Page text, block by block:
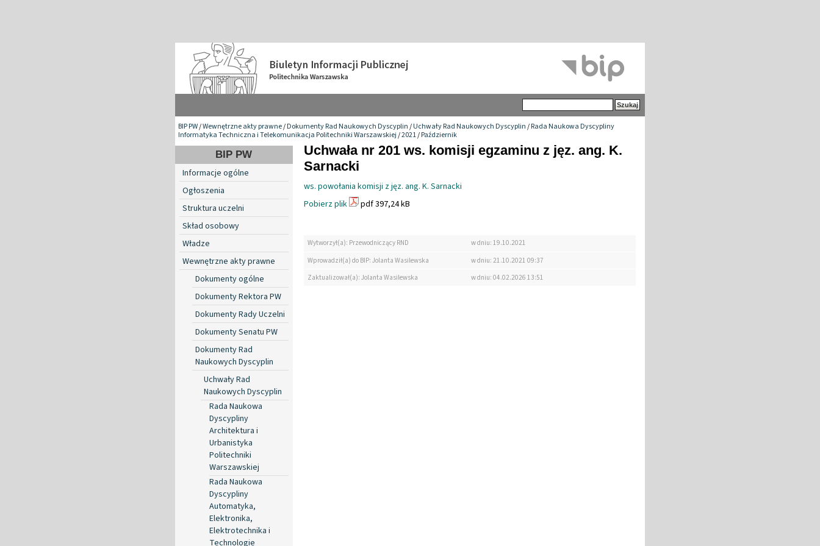
BIP PW/Wewnętrzne akty prawne/Dokumenty Rad Naukowych Dyscyplin/Uchwały Rad Naukowych Dyscyplin/Rada Naukowa Dyscypliny
Informatyka Techniczna i Telekomunikacja Politechniki Warszawskiej/2021/Październik
BIP PW
Informacje ogólne
Ogłoszenia
Struktura uczelni
Skład osobowy
Władze
Wewnętrzne akty prawne
Dokumenty ogólne
Dokumenty Rektora PW
Dokumenty Rady Uczelni
Dokumenty Senatu PW
Dokumenty Rad
Naukowych Dyscyplin
Uchwały Rad
Naukowych Dyscyplin
Rada Naukowa
Dyscypliny
Architektura i
Urbanistyka
Politechniki
Warszawskiej
Rada Naukowa
Dyscypliny
Automatyka,
Elektronika,
Elektrotechnika i
Technologie
Uchwała nr 201 ws. komisji egzaminu z jęz. ang. K.
Sarnacki
ws. powołania komisji z jęz. ang. K. Sarnacki
Pobierz plik
pdf 397,24 kB
Wytworzył(a): Przewodniczący RND
w dniu: 19.10.2021
Wprowadził(a) do BIP: Jolanta Wasilewska
w dniu: 21.10.2021 09:37
Zaktualizował(a): Jolanta Wasilewska
w dniu: 04.02.2026 13:51